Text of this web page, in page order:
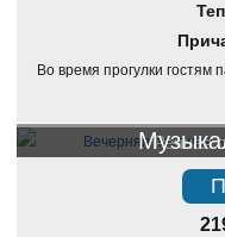
Во время прогулки гостям
Речная